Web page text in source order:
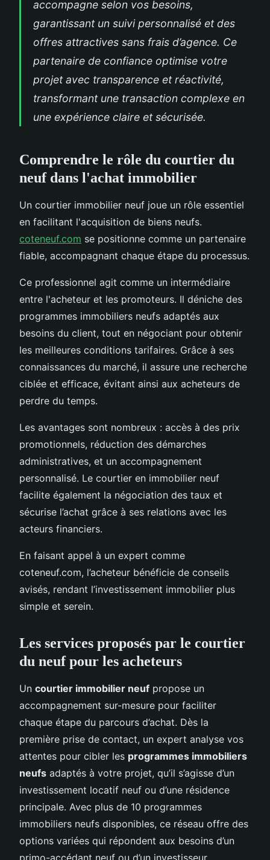
accompagne selon vos besoins,
garantissant un suivi personnalisé et des
offres attractives sans frais d’agence. Ce
partenaire de confiance optimise votre
projet avec transparence et réactivité,
transformant une transaction complexe en
une expérience claire et sécurisée.
Comprendre le rôle du courtier du
neuf dans l'achat immobilier
Un courtier immobilier neuf joue un rôle essentiel
en facilitant l'acquisition de biens neufs.
coteneuf.com se positionne comme un partenaire
fiable, accompagnant chaque étape du processus.
Ce professionnel agit comme un intermédiaire
entre l'acheteur et les promoteurs. Il déniche des
programmes immobiliers neufs adaptés aux
besoins du client, tout en négociant pour obtenir
les meilleures conditions tarifaires. Grâce à ses
connaissances du marché, il assure une recherche
ciblée et efficace, évitant ainsi aux acheteurs de
perdre du temps.
Les avantages sont nombreux : accès à des prix
promotionnels, réduction des démarches
administratives, et un accompagnement
personnalisé. Le courtier en immobilier neuf
facilite également la négociation des taux et
sécurise l’achat grâce à ses relations avec les
acteurs financiers.
En faisant appel à un expert comme
coteneuf.com, l’acheteur bénéficie de conseils
avisés, rendant l’investissement immobilier plus
simple et serein.
Les services proposés par le courtier
du neuf pour les acheteurs
Un courtier immobilier neuf propose un
accompagnement sur-mesure pour faciliter
chaque étape du parcours d’achat. Dès la
première prise de contact, un expert analyse vos
attentes pour cibler les programmes immobiliers
neufs adaptés à votre projet, qu’il s’agisse d’un
investissement locatif neuf ou d’une résidence
principale. Avec plus de 10 programmes
immobiliers neufs disponibles, ce réseau offre des
options variées qui répondent aux besoins d’un
primo-accédant neuf ou d’un investisseur